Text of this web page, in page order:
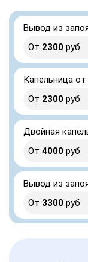
Вывод из
От 2300 руб
Капельница от
От 2300 руб
Двойная
От 4000 руб
Вывод из
От 3300 руб